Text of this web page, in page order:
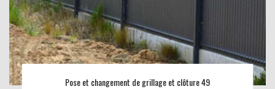
Pose et changement de grillage et clôture 49